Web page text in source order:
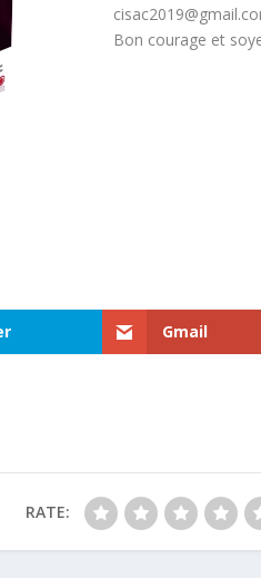
Bon courage et
Gmail
RATE: